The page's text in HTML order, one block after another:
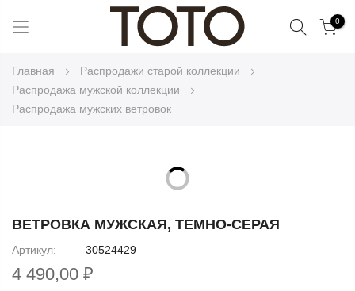
Поиск0
Content
Главная
Распродажи старой коллекции
Распродажа мужской коллекции
Распродажа мужских ветровок
end
of
the
to
beginning
of
ВЕТРОВКА МУЖСКАЯ, ТЕМНО-СЕРАЯ
Артикул 30524429
4 490,00 ₽